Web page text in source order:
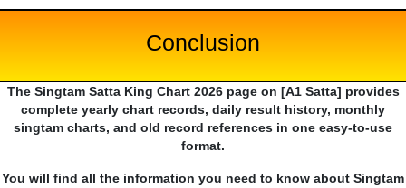
Conclusion
The Singtam Satta King Chart 2026 page on [A1 Satta] provides
complete yearly chart records, daily result history, monthly
singtam charts, and old record references in one easy-to-use
format.
You will find all the information you need to know about Singtam